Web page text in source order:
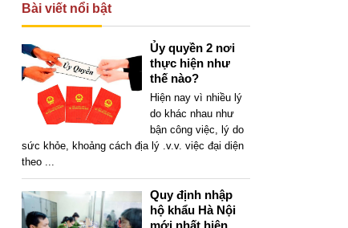
Bài viết nổi bật
Ủy quyền 2 nơi
thực hiện như
thế nào?
Hiện nay vì nhiều lý
do khác nhau như
bận công việc, lý do
sức khỏe, khoảng cách địa lý .v.v. việc đại diện
theo
Quy định nhập
hộ khẩu Hà Nội
mới nhất hiện